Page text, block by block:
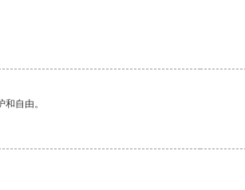
自由。